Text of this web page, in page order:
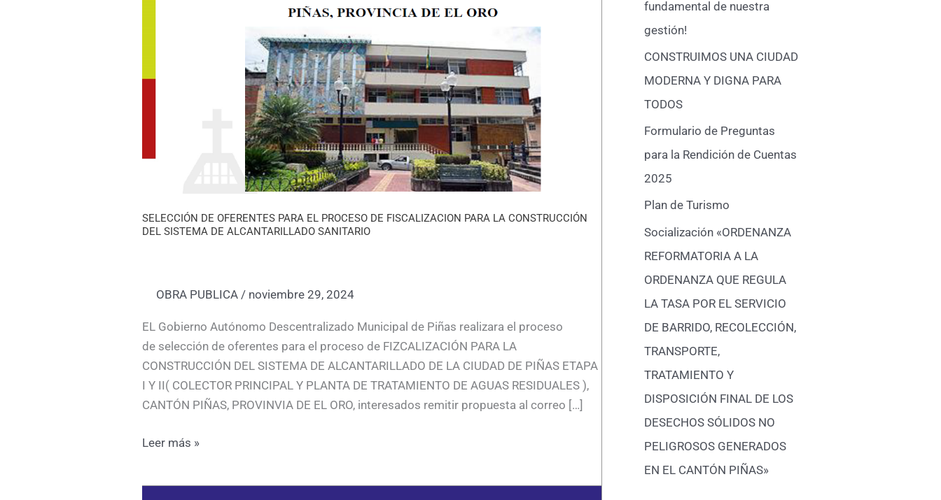
SELECCIÓN DE OFERENTES PARA EL PROCESO DE FISCALIZACION PARA LA CONSTRUCCIÓN
DEL SISTEMA DE ALCANTARILLADO SANITARIO
OBRA PUBLICA / noviembre 29, 2024
EL Gobierno Autónomo Descentralizado Municipal de Piñas realizara el proceso
de selección de oferentes para el proceso de FIZCALIZACIÓN PARA LA
CONSTRUCCIÓN DEL SISTEMA DE ALCANTARILLADO DE LA CIUDAD DE PIÑAS ETAPA
I Y II( COLECTOR PRINCIPAL Y PLANTA DE TRATAMIENTO DE AGUAS RESIDUALES ),
CANTÓN PIÑAS, PROVINVIA DE EL ORO, interesados remitir propuesta al correo […]
PARA
SISTEMA
SANITARIO
Leer más »
fundamental de nuestra
gestión!
CONSTRUIMOS UNA CIUDAD
MODERNA Y DIGNA PARA
TODOS
Formulario de Preguntas
para la Rendición de Cuentas
2025
Plan de Turismo
Socialización «ORDENANZA
REFORMATORIA A LA
ORDENANZA QUE REGULA
LA TASA POR EL SERVICIO
DE BARRIDO, RECOLECCIÓN,
TRANSPORTE,
TRATAMIENTO Y
DISPOSICIÓN FINAL DE LOS
DESECHOS SÓLIDOS NO
PELIGROSOS GENERADOS
EN EL CANTÓN PIÑAS»